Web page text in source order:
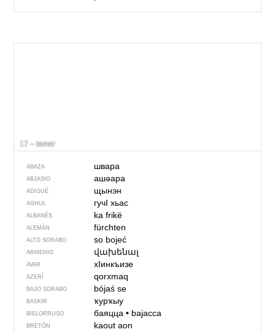
17 – temer
ABAZA швара
ABJASIO ашәара
ADIGUÉ щынэн
AGHUL гучI хьас
ALBANÉS ka frikë
ALEMÁN fürchten
ALTO SORABO so bojeć
ARMENIO վախենալ
AVAR хIинкъизе
AZERÍ qorxmaq
BAJO SORABO bójaś se
BASKIR ҡурҡыу
BIELORRUSO баяцца• bajacca
BRETÓN kaout aon